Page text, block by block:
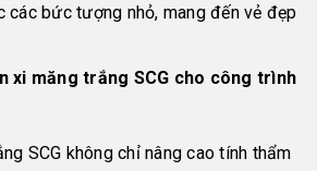
các bức tượng nhỏ, mang đến vẻ đẹp
xi măng trắng SCG cho công trình
SCG không chỉ nâng cao tính thẩm